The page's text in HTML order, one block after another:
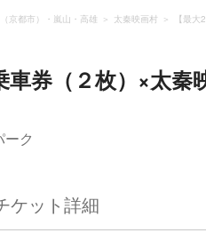
京都市）・嵐山・高雄 太秦映画村 【最
車券（２枚）×太
ク
ケット詳細